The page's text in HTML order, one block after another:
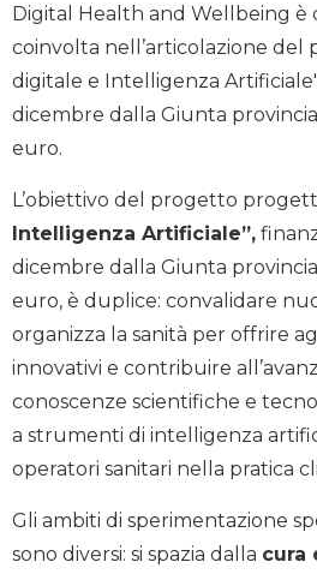
Digital Health and Wellbeing
coinvolta nell’articolazione del
digitale e Intelligenza
dicembre dalla Giunta
euro.
L’obiettivo del progetto
Intelligenza Artificiale”,
dicembre dalla Giunta
euro, è duplice: convalidare
organizza la sanità per offrire
innovativi e contribuire
conoscenze scientifiche e
a strumenti di intelligenza
operatori sanitari nella pratica
Gli ambiti di sperimentazione
sono diversi: si spazia dalla cura